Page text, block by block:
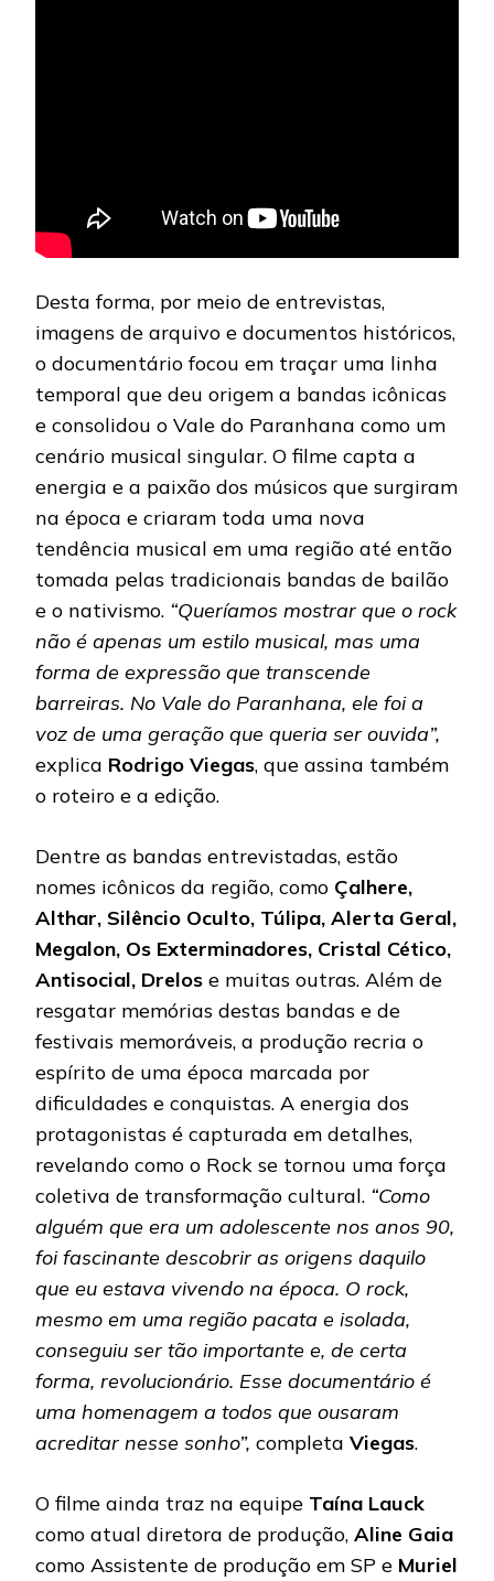
Desta forma, por meio de entrevistas,
imagens de arquivo e documentos históricos,
o documentário focou em traçar uma linha
temporal que deu origem a bandas icônicas
e consolidou o Vale do Paranhana como um
cenário musical singular. O filme capta a
energia e a paixão dos músicos que surgiram
na época e criaram toda uma nova
tendência musical em uma região até então
tomada pelas tradicionais bandas de bailão
e o nativismo. “Queríamos mostrar que o rock
não é apenas um estilo musical, mas uma
forma de expressão que transcende
barreiras. No Vale do Paranhana, ele foi a
voz de uma geração que queria ser ouvida”,
explica Rodrigo Viegas, que assina também
o roteiro e a edição.
Dentre as bandas entrevistadas, estão
nomes icônicos da região, como Çalhere,
Althar, Silêncio Oculto, Túlipa, Alerta Geral,
Megalon, Os Exterminadores, Cristal Cético,
Antisocial, Drelos e muitas outras. Além de
resgatar memórias destas bandas e de
festivais memoráveis, a produção recria o
espírito de uma época marcada por
dificuldades e conquistas. A energia dos
protagonistas é capturada em detalhes,
revelando como o Rock se tornou uma força
coletiva de transformação cultural. “Como
alguém que era um adolescente nos anos 90,
foi fascinante descobrir as origens daquilo
que eu estava vivendo na época. O rock,
mesmo em uma região pacata e isolada,
conseguiu ser tão importante e, de certa
forma, revolucionário. Esse documentário é
uma homenagem a todos que ousaram
acreditar nesse sonho”, completa Viegas.
O filme ainda traz na equipe Taína Lauck
como atual diretora de produção, Aline Gaia
como Assistente de produção em SP e Muriel